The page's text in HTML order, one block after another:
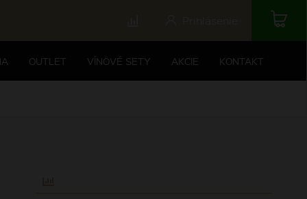
OUTLET VÍNOVÉ SETY AKCIE KONTAKT